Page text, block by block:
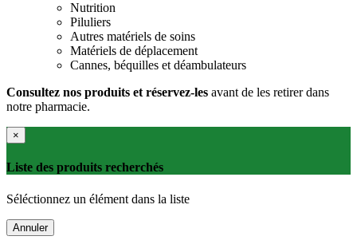
Nutrition
Piluliers
Autres matériels de soins
Matériels de déplacement
Cannes, béquilles et déambulateurs
Consultez nos produits et réservez-les avant de les retirer dans
notre pharmacie.
×
Liste des produits recherchés
Séléctionnez un élément dans la liste
Annuler